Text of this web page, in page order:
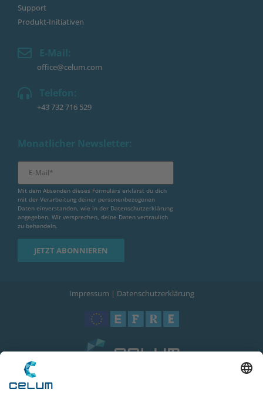
Support
Produkt-Initiativen
E-Mail:
office@celum.com
Telefon:
+43 732 716 529
Monatlicher Newsletter:
Mit dem Absenden dieses Formulars erklärst du dich
mit der Verarbeitung deiner personenbezogenen
Daten einverstanden, wie in der Datenschutzerklärung
angegeben. Wir versprechen, deine Daten vertraulich
zu behandeln.
Impressum | Datenschutzerklärung